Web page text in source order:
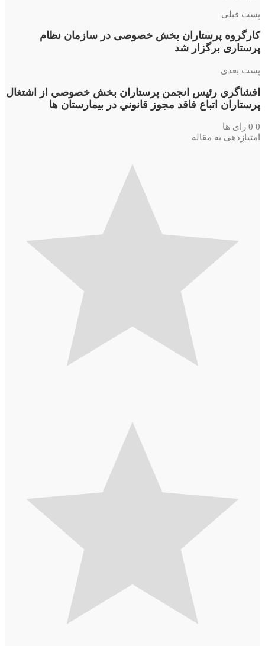
پست قبلی
کارگروه پرستاران بخش خصوصی در سازمان نظام
پرستاری برگزار شد
پست بعدی
افشاگري رئيس انجمن پرستاران بخش خصوصي از اشتغال
پرستاران اتباع فاقد مجوز قانوني در بيمارستان ها
0
0 رای ها
امتیازدهی به مقاله